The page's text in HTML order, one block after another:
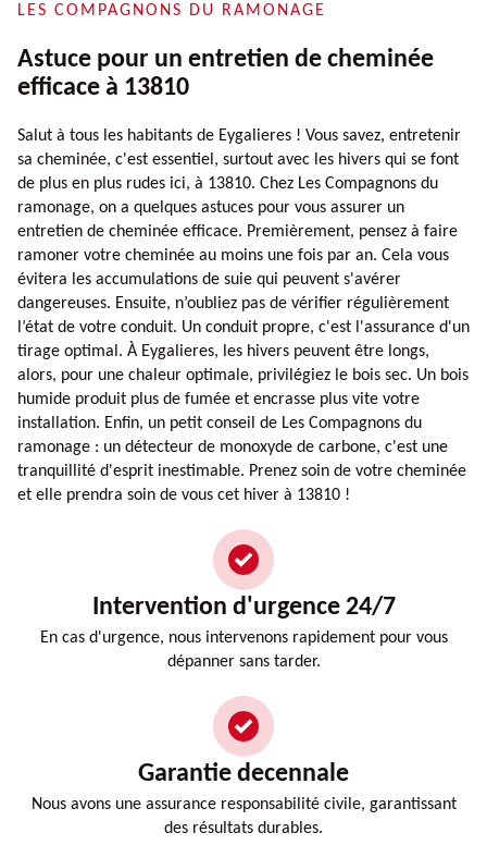
LES COMPAGNONS DU RAMONAGE
Astuce pour un entretien de cheminée
efficace à 13810
Salut à tous les habitants de Eygalieres ! Vous savez, entretenir
sa cheminée, c'est essentiel, surtout avec les hivers qui se font
de plus en plus rudes ici, à 13810. Chez Les Compagnons du
ramonage, on a quelques astuces pour vous assurer un
entretien de cheminée efficace. Premièrement, pensez à faire
ramoner votre cheminée au moins une fois par an. Cela vous
évitera les accumulations de suie qui peuvent s'avérer
dangereuses. Ensuite, n’oubliez pas de vérifier régulièrement
l’état de votre conduit. Un conduit propre, c'est l'assurance d'un
tirage optimal. À Eygalieres, les hivers peuvent être longs,
alors, pour une chaleur optimale, privilégiez le bois sec. Un bois
humide produit plus de fumée et encrasse plus vite votre
installation. Enfin, un petit conseil de Les Compagnons du
ramonage : un détecteur de monoxyde de carbone, c'est une
tranquillité d'esprit inestimable. Prenez soin de votre cheminée
et elle prendra soin de vous cet hiver à 13810 !
Intervention d'urgence 24/7
En cas d'urgence, nous intervenons rapidement pour vous
dépanner sans tarder.
Garantie decennale
Nous avons une assurance responsabilité civile, garantissant
des résultats durables.